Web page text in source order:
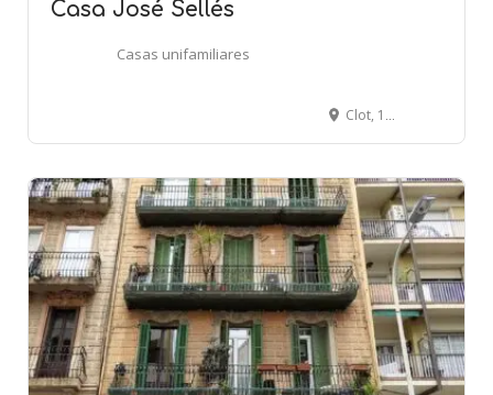
Casa José Sellés
Casas unifamiliares
Clot, 143 - BARCELONA